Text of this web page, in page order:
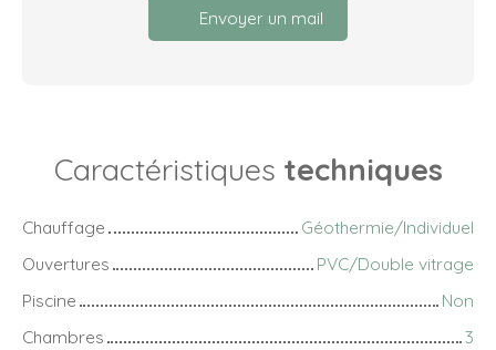
Envoyer un mail
Caractéristiques techniques
Chauffage
Géothermie/Individuel
Ouvertures
PVC/Double vitrage
Piscine
Non
Chambres
3